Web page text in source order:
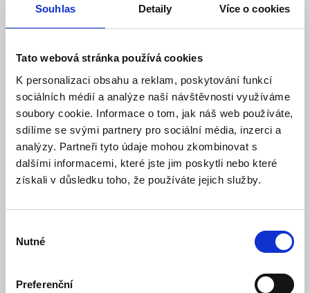
Souhlas Detaily Více o cookies
Tato webová stránka používá cookies
K personalizaci obsahu a reklam, poskytování funkcí
sociálních médií a analýze naší návštěvnosti využíváme
soubory cookie. Informace o tom, jak náš web používáte,
sdílíme se svými partnery pro sociální média, inzerci a
analýzy. Partneři tyto údaje mohou zkombinovat s
dalšími informacemi, které jste jim poskytli nebo které
získali v důsledku toho, že používáte jejich služby.
souhlasu
Nutné
Preferenční
Detail
Tento výrobek je ukončený a už se nedá objednat. Pod kartou
zboží ve složce Podobné výrobky je případně uvedený